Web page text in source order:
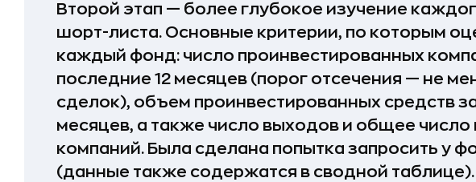
Второй этап — более глубокое изучение
шорт-листа. Основные критерии, по которым
каждый фонд: число проинвестированных
последние 12 месяцев (порог отсечения — не
сделок), объем проинвестированных средств
месяцев, а также число выходов и общее
компаний. Была сделана попытка запросить у
(данные также содержатся в сводной